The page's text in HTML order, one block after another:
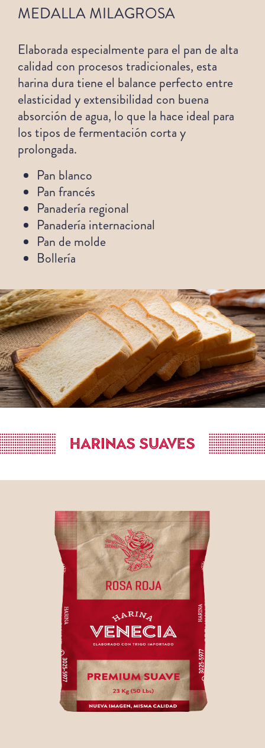
MEDALLA MILAGROSA
Elaborada especialmente para el pan de alta
calidad con procesos tradicionales, esta
harina dura tiene el balance perfecto entre
elasticidad y extensibilidad con buena
absorción de agua, lo que la hace ideal para
los tipos de fermentación corta y
prolongada.
Pan blanco
Pan francés
Panadería regional
Panadería internacional
Pan de molde
Bollería
HARINAS SUAVES